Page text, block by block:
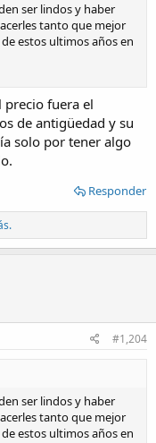
ser lindos y haber
tanto que mejor
estos ultimos años en
precio fuera el
de antigüedad y su
solo por tener algo
Responder
#1,204
ser lindos y haber
tanto que mejor
estos ultimos años en